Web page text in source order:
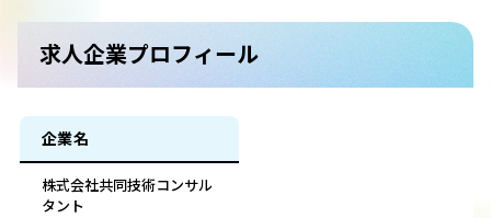
求人企業プロフィール
企業名
株式会社共同技術コンサル
タント